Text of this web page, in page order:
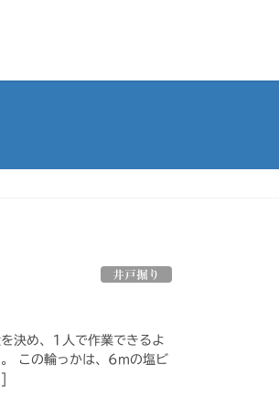
井戸掘り
決め、1人で作業できるよ
この輪っかは、6mの塩ビ